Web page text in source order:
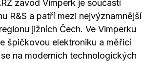
závod Vimperk je součástí
R&S a patří mezi nejvýznamnější
jižních Čech. Ve Vimperku
špičkovou elektroniku a měřicí
na moderních technologických